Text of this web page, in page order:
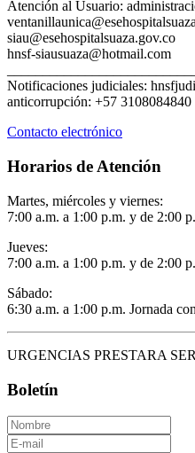
Atención al Usuario:
hnsf-siausuaza@hotmail.com
Notificaciones judiciales:
anticorrupción: +57 3108084840
Contacto electrónico
Horarios de Atención
Martes, miércoles y viernes:
7:00 a.m. a 1:00 p.m. y de 2:00
Jueves:
7:00 a.m. a 1:00 p.m. y de 2:00
Sábado:
6:30 a.m. a 1:00 p.m. Jornada
URGENCIAS PRESTARA
Boletín